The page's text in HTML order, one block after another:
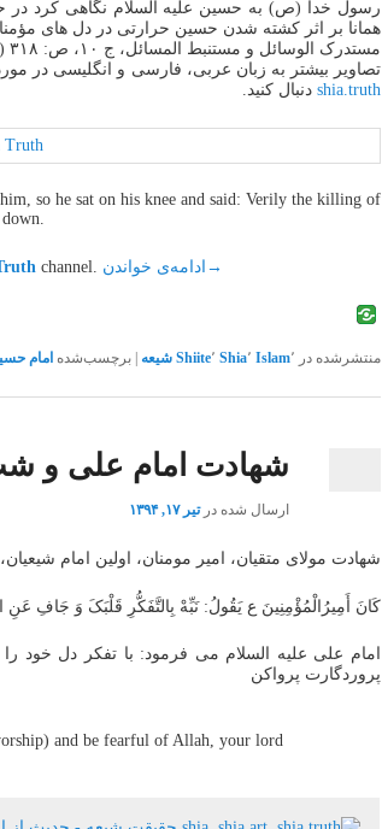
رسول خدا (ص) به حسین علیه السلام نگاهی کرد در
همانا بر اثر کشته شدن حسین حرارتی در دل های
مستدرک الوسائل و مستنبط المسائل، ج ‏۱۰، ص: ۳۱۸ ( به نقل از نرم افزار
تصاویر بیشتر به زبان عربی، فارسی و انگلیسی در
shia.truth دنبال کنید.
so he sat on his knee and said: Verily the killing of
channel. ادامه‌ی خواندن →
منتشرشده در Islam٬ Shia٬ Shiite٬ شیعه | برچسب‌شده امام
شهادت امام علی و شب
ارسال شده درتیر ۱۷, ۱۳۹۴
شهادت مولای متقیان، امیر مومنان، اولین امام
کَانَ أَمِیرُالْمُؤْمِنِینَ ع یَقُولُ: نَبِّهْ بِالتَّفَکُّرِ قَلْبَکَ وَ جَافِ عَنِ
امام علی علیه السلام می فرمود: با تفکر دل خود
پروردگارت پرواکن
and be fearful of Allah, your lord